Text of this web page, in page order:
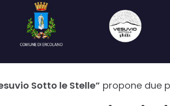
Sotto le Stelle” propone due